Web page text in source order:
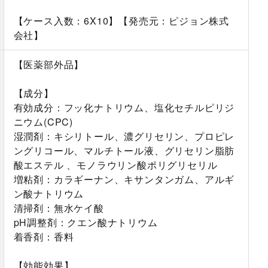
【ケース入数：6X10】【発売元：ピジョン株式
会社】
【医薬部外品】
【成分】
有効成分：フッ化ナトリウム、塩化セチルピリジ
ニウム(CPC)
湿潤剤：キシリトール、濃グリセリン、プロピレ
ングリコール、マルチトール液、グリセリン脂肪
酸エステル 、モノラウリン酸ポリグリセリル
増粘剤：カラギーナン、キサンタンガム、アルギ
ン酸ナトリウム
清掃剤：無水ケイ酸
pH調整剤：クエン酸ナトリウム
着香剤：香料